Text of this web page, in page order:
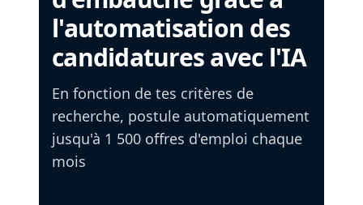
l'automatisation des
candidatures avec l'IA
En fonction de tes critères de
recherche, postule automatiquement
jusqu'à 1 500 offres d'emploi chaque
mois